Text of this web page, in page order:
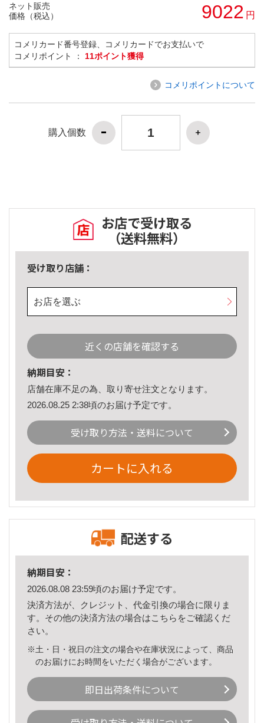
ネット販売
価格（税込）
9022 円
コメリカード番号登録、コメリカードでお支払いで
コメリポイント ： 11ポイント獲得
コメリポイントについて
購入個数
お店で受け取る
（送料無料）
受け取り店舗：
お店を選ぶ
近くの店舗を確認する
納期目安：
店舗在庫不足の為、取り寄せ注文となります。
2026.08.25 2:38頃のお届け予定です。
受け取り方法・送料について
カートに入れる
配送する
納期目安：
2026.08.08 23:59頃のお届け予定です。
決済方法が、クレジット、代金引換の場合に限りま
す。その他の決済方法の場合はこちら をご確認くだ
さい。
※土・日・祝日の注文の場合や在庫状況によって、商品
のお届けにお時間をいただく場合がございます。
即日出荷条件について